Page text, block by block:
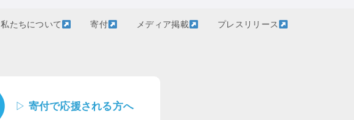
私たちについて 寄付 メディア掲載 プレスリリース
▷ 寄付で応援される方へ